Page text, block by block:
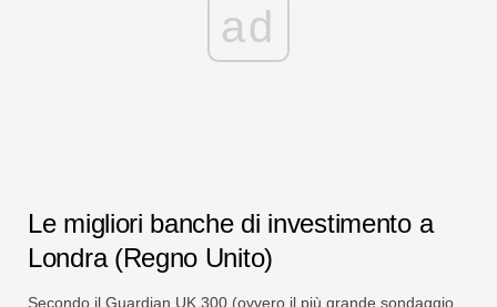
ad
Le migliori banche di investimento a
Londra (Regno Unito)
Secondo il Guardian UK 300 (ovvero il più grande sondaggio